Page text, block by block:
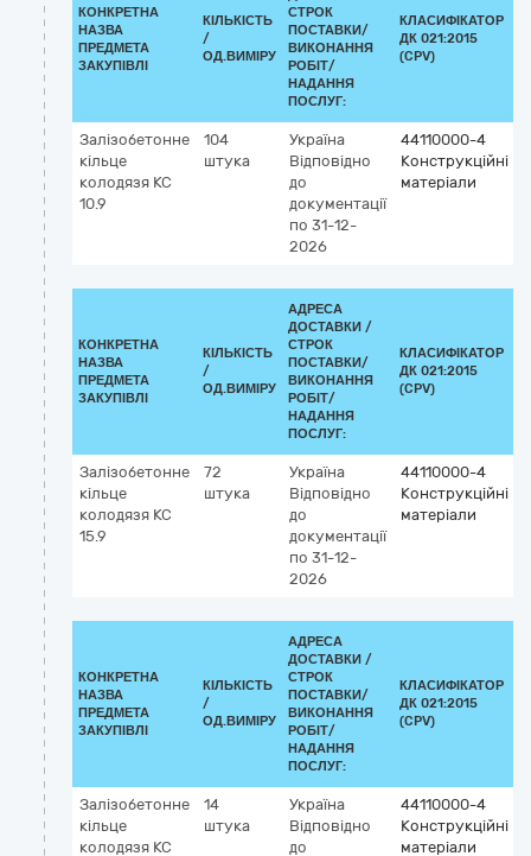
КОНКРЕТНА
НАЗВА
ПРЕДМЕТА
ЗАКУПІВЛІ
КІЛЬКІСТЬ
/
ОД.ВИМІРУ
СТРОК
ПОСТАВКИ/
ВИКОНАННЯ
РОБІТ/
НАДАННЯ
ПОСЛУГ:
КЛАСИФІКАТОР
ДК 021:2015
(CPV)
Залізобетонне
кільце
колодязя КС
10.9
104
штука
Україна
Відповідно
до
документації
по 31-12-
2026
44110000-4
Конструкційні
матеріали
КОНКРЕТНА
НАЗВА
ПРЕДМЕТА
ЗАКУПІВЛІ
КІЛЬКІСТЬ
/
ОД.ВИМІРУ
АДРЕСА
ДОСТАВКИ /
СТРОК
ПОСТАВКИ/
ВИКОНАННЯ
РОБІТ/
НАДАННЯ
ПОСЛУГ:
КЛАСИФІКАТОР
ДК 021:2015
(CPV)
Залізобетонне
кільце
колодязя КС
15.9
72
штука
Україна
Відповідно
до
документації
по 31-12-
2026
44110000-4
Конструкційні
матеріали
КОНКРЕТНА
НАЗВА
ПРЕДМЕТА
ЗАКУПІВЛІ
КІЛЬКІСТЬ
/
ОД.ВИМІРУ
АДРЕСА
ДОСТАВКИ /
СТРОК
ПОСТАВКИ/
ВИКОНАННЯ
РОБІТ/
НАДАННЯ
ПОСЛУГ:
КЛАСИФІКАТОР
ДК 021:2015
(CPV)
Залізобетонне
кільце
колодязя КС
14
штука
Україна
Відповідно
до
44110000-4
Конструкційні
матеріали